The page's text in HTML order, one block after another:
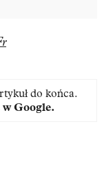
do końca.
Google.